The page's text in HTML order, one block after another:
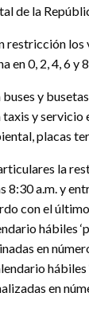
de la
restricción
en 0, 2, 4, 6 y
y
y servicio
placas
la
8:30 a.m. y
con el
hábiles
en
en